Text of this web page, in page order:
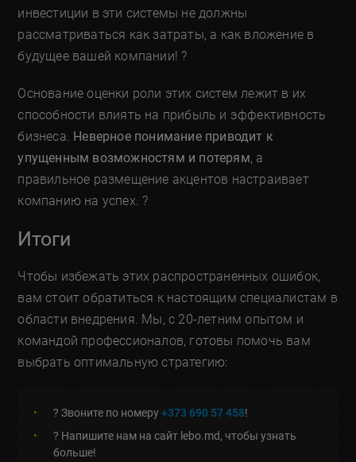
инвестиции в эти системы не должны
рассматриваться как затраты, а как вложение в
будущее вашей компании! ?
Основание оценки роли этих систем лежит в их
способности влиять на прибыль и эффективность
бизнеса. Неверное понимание приводит к
упущенным возможностям и потерям, а
правильное размещение акцентов настраивает
компанию на успех. ?
Итоги
Чтобы избежать этих распространенных ошибок,
вам стоит обратиться к настоящим специалистам в
области внедрения. Мы, с 20-летним опытом и
командой профессионалов, готовы помочь вам
выбрать оптимальную стратегию:
? Звоните по номеру+373 690 57 458!
? Напишите нам на сайт lebo.md, чтобы узнать
больше!